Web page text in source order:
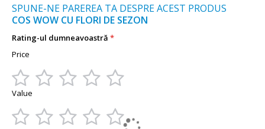
SPUNE-NE PAREREA TA DESPRE ACEST PRODUS
COS WOW CU FLORI DE SEZON
Rating-ul dumneavoastră
Price
1
2
3
4
5
Value